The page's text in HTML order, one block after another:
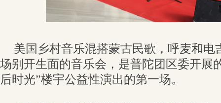
美国乡村音乐混搭蒙古民歌，呼麦和
场别开生面的音乐会，是普陀团区委开展
后时光”楼宇公益性演出的第一场。